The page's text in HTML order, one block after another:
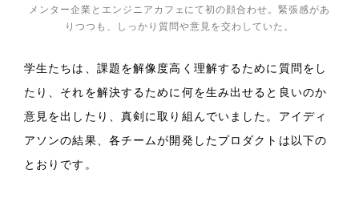
メンター企業とエンジニアカフェにて初の顔合わせ。緊張感があ
りつつも、しっかり質問や意見を交わしていた。
学生たちは、課題を解像度高く理解するために質問をし
たり、それを解決するために何を生み出せると良いのか
意見を出したり、真剣に取り組んでいました。アイディ
アソンの結果、各チームが開発したプロダクトは以下の
とおりです。